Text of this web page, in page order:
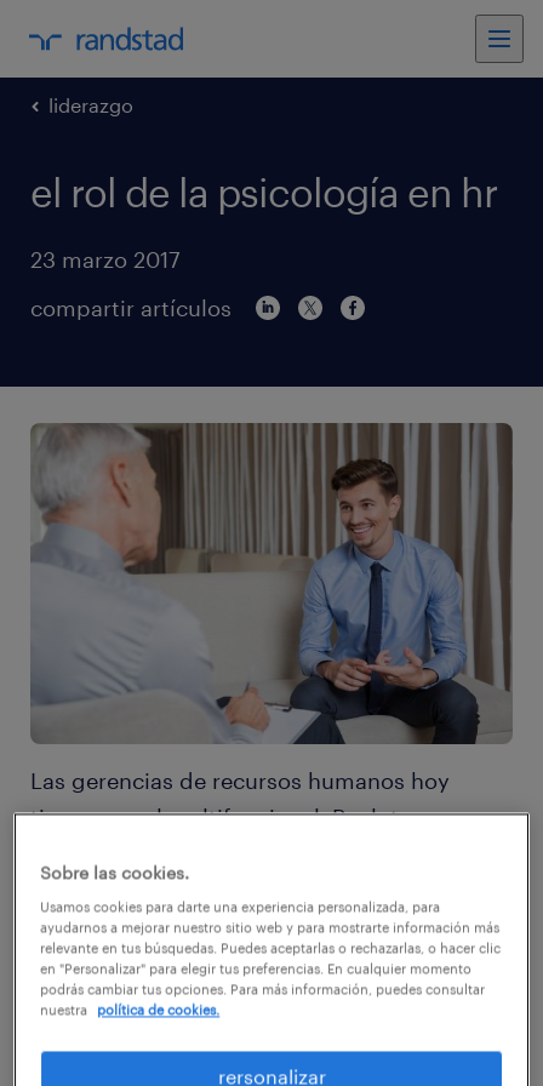
liderazgo
el rol de la psicología en hr
23 marzo 2017
compartir artículos
Las gerencias de recursos humanos hoy
tienen un rol multifuncional. Reclutan,
administran salarios, negocian
colectivamente y manejan una verdadera
letanía. Hay dos caras en el trabajo: la gestión
recursos humanos eficaz, casarse con los dos
Sobre las cookies.
Usamos cookies para darte una experiencia personalizada, para
ayudarnos a mejorar nuestro sitio web y para mostrarte información más
relevante en tus búsquedas. Puedes aceptarlas o rechazarlas, o hacer clic
en "Personalizar" para elegir tus preferencias. En cualquier momento
podrás cambiar tus opciones. Para más información, puedes consultar
nuestra
política de cookies.
rersonalizar